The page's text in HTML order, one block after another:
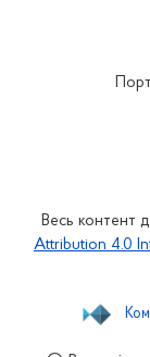
Весь контент
Attribution 4.0